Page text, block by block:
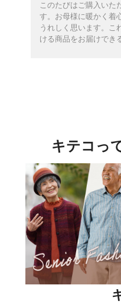
このたびはご購入いた
す。お母様に暖かく着
うれしく思います。こ
ける商品をお届けでき
キテコっ